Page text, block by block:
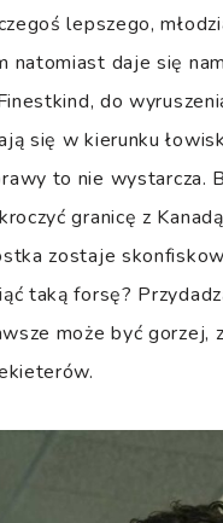
lepszego,
natomiast daje się
do
się w kierunku
to nie wystarcza.
granicę z
zostaje
taką forsę?
może być gorzej,